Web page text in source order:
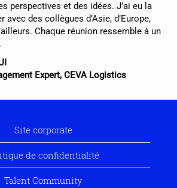
perspectives et des idées. J’ai eu la
avec des collègues d’Asie, d’Europe,
Chaque réunion ressemble à un
Expert, CEVA Logistics
Site corporate
de confidentialité
Talent Community